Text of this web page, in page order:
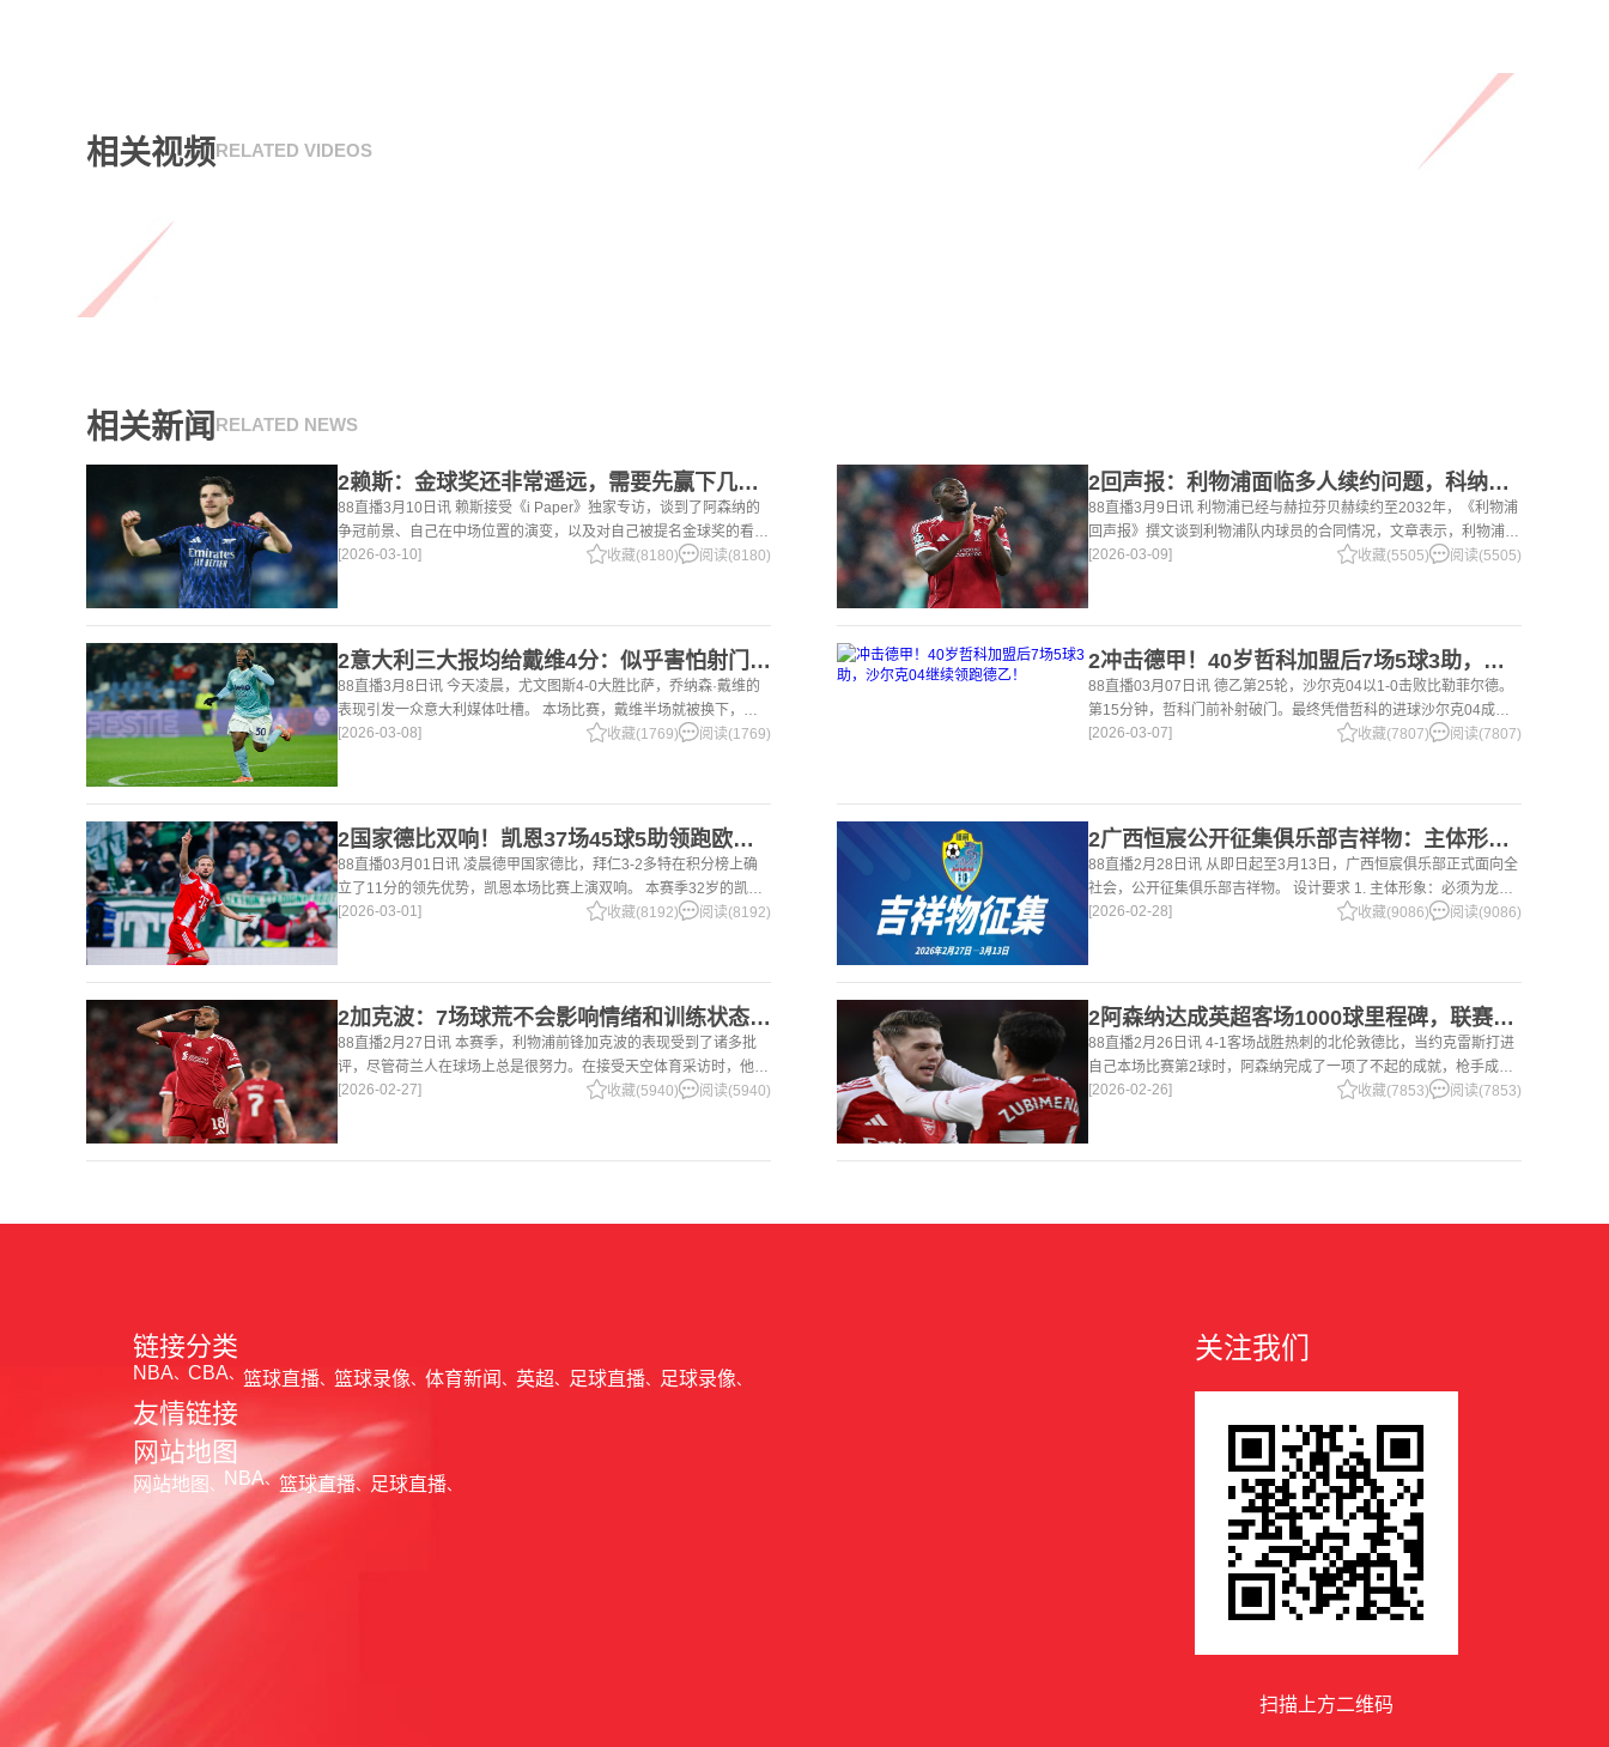
相关视频RELATED VIDEOS
相关新闻 RELATED NEWS
2赖斯：金球奖还非常遥远，需要先赢下几个奖杯，专注当下好好踢球
88直播3月10日讯 赖斯接受《i Paper》独家专访，谈到了阿森纳的
争冠前景、自己在中场位置的演变，以及对自己被提名金球奖的看
法。 任意球 赖斯：“我们有一项非常擅长的技能——这背后付出了巨
[2026-03-10] 收藏(8180) 阅读(8180)
2回声报：利物浦面临多人续约问题，科纳特、罗伯逊合同今夏到期
88直播3月9日讯 利物浦已经与赫拉芬贝赫续约至2032年，《利物浦
回声报》撰文谈到利物浦队内球员的合同情况，文章表示，利物浦多
位球员面临合同问题。 对于利物浦来说，科纳特的合同将在本赛季
[2026-03-09] 收藏(5505) 阅读(5505)
2意大利三大报均给戴维4分：似乎害怕射门，每次触球球迷都叹息
88直播3月8日讯 今天凌晨，尤文图斯4-0大胜比萨，乔纳森·戴维的
表现引发一众意大利媒体吐槽。 本场比赛，戴维半场就被换下，赛
后，《米兰体育报》、《罗马体育报》和《都灵体育报》三大报都给
[2026-03-08] 收藏(1769) 阅读(1769)
2冲击德甲！40岁哲科加盟后7场5球3助，沙尔克04继续领跑德乙！
88直播03月07日讯 德乙第25轮，沙尔克04以1-0击败比勒菲尔德。
第15分钟，哲科门前补射破门。最终凭借哲科的进球沙尔克04成功
拿到3分，继续领跑德乙。 哲科还有10天将迎来自己40岁生日，在
[2026-03-07] 收藏(7807) 阅读(7807)
2国家德比双响！凯恩37场45球5助领跑欧洲金靴，32岁保持赛季全勤
88直播03月01日讯 凌晨德甲国家德比，拜仁3-2多特在积分榜上确
立了11分的领先优势，凯恩本场比赛上演双响。 本赛季32岁的凯恩
仍然保持着超高的效率，在到目前为止保持全勤，出战37场比赛，狂
[2026-03-01] 收藏(8192) 阅读(8192)
2广西恒宸公开征集俱乐部吉祥物：主体形象必须为龙
88直播2月28日讯 从即日起至3月13日，广西恒宸俱乐部正式面向全
社会，公开征集俱乐部吉祥物。 设计要求 1. 主体形象：必须为龙。
龙，是中华民族的精神图腾，象征着力量、进取与好运。在广西，这
[2026-02-28] 收藏(9086) 阅读(9086)
2加克波：7场球荒不会影响情绪和训练状态 利物浦如今已不容有失
88直播2月27日讯 本赛季，利物浦前锋加克波的表现受到了诸多批
评，尽管荷兰人在球场上总是很努力。在接受天空体育采访时，他谈
论了诸多话题。 关于球队对赛季目前情况的看法 这是一个很好的问
[2026-02-27] 收藏(5940) 阅读(5940)
2阿森纳达成英超客场1000球里程碑，联赛历史仅次于曼联的1063球
88直播2月26日讯 4-1客场战胜热刺的北伦敦德比，当约克雷斯打进
自己本场比赛第2球时，阿森纳完成了一项了不起的成就，枪手成为
英超历史第2支在客场打进1000球的球队，仅次于曼联的1063球。
[2026-02-26] 收藏(7853) 阅读(7853)
链接分类
NBA CBA 篮球直播 篮球录像 体育新闻 英超 足球直播 足球录像
友情链接
网站地图
网站地图 NBA 篮球直播 足球直播
关注我们
扫描上方二维码